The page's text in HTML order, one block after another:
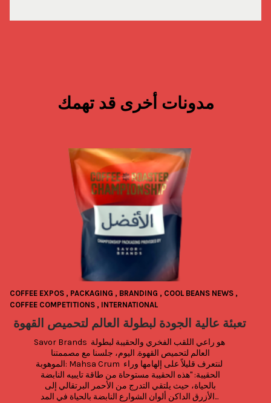
مدونات أخرى قد تهمك
COFFEE EXPOS , PACKAGING , BRANDING , COOL BEANS NEWS ,
COFFEE COMPETITIONS , INTERNATIONAL
تعبئة عالية الجودة لبطولة العالم لتحميص القهوة
Savor Brands هو راعي اللقب الفخري والحقيبة لبطولة
الموهوبة: Mahsa Crum لنتعرف قليلاً على إلهامها وراء
الأزرق الداكن ألوان الشوارع النابضة بالحياة في المد...